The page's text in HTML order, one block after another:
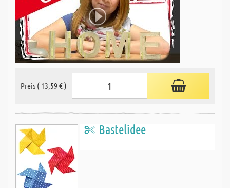
Preis ( 13,59 € )
Bastelidee